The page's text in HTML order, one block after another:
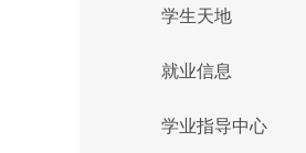
学生天地
就业信息
学业指导中心